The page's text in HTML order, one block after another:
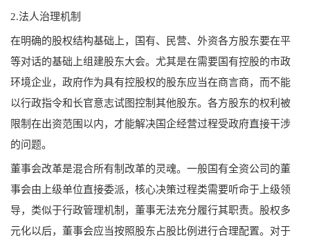
2.法人治理机制
在明确的股权结构基础上，国有、民营、外资各方股东要在平
等对话的基础上组建股东大会。尤其是在需要国有控股的市政
环境企业，政府作为具有控股权的股东应当在商言商，而不能
以行政指令和长官意志试图控制其他股东。各方股东的权利被
限制在出资范围以内，才能解决国企经营过程受政府直接干涉
的问题。
董事会改革是混合所有制改革的灵魂。一般国有全资公司的董
事会由上级单位直接委派，核心决策过程类需要听命于上级领
导，类似于行政管理机制，董事无法充分履行其职责。股权多
元化以后，董事会应当按照股东占股比例进行合理配置。对于